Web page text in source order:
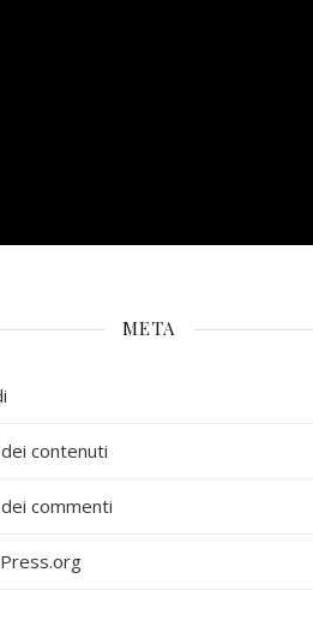
META
contenuti
commenti